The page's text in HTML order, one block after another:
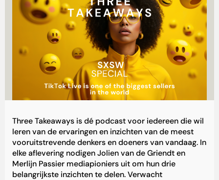
Three Takeaways is dé podcast voor iedereen die wil
leren van de ervaringen en inzichten van de meest
vooruitstrevende denkers en doeners van vandaag. In
elke aflevering nodigen Jolien van de Griendt en
Merlijn Passier mediapioniers uit om hun drie
belangrijkste inzichten te delen. Verwacht